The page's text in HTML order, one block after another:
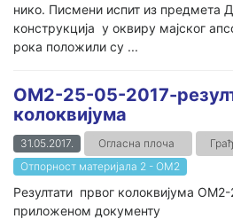
нико. Писмени испит из предмета
конструкција у оквиру мајског
рока положили су ...
ОМ2-25-05-2017-
колоквијума
31.05.2017. Огласна плоча
Отпорност материјала 2 - ОМ2
Резултати првог колоквијума
приложеном документу